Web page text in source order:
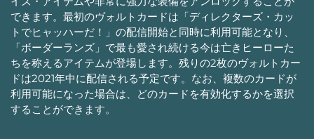
できます。最初のヴォルトカードは「ディレクターズ・カッ
トでヒャッハーだ！」の配信開始と同時に利用可能となり、
「ボーダーランズ」で最も愛され続ける今は亡きヒーローた
ちを称えるアイテムが登場します。残りの2枚のヴォルトカー
ドは2021年中に配信される予定です。なお、複数のカードが
利用可能になった場合は、どのカードを有効化するかを選択
することができます。